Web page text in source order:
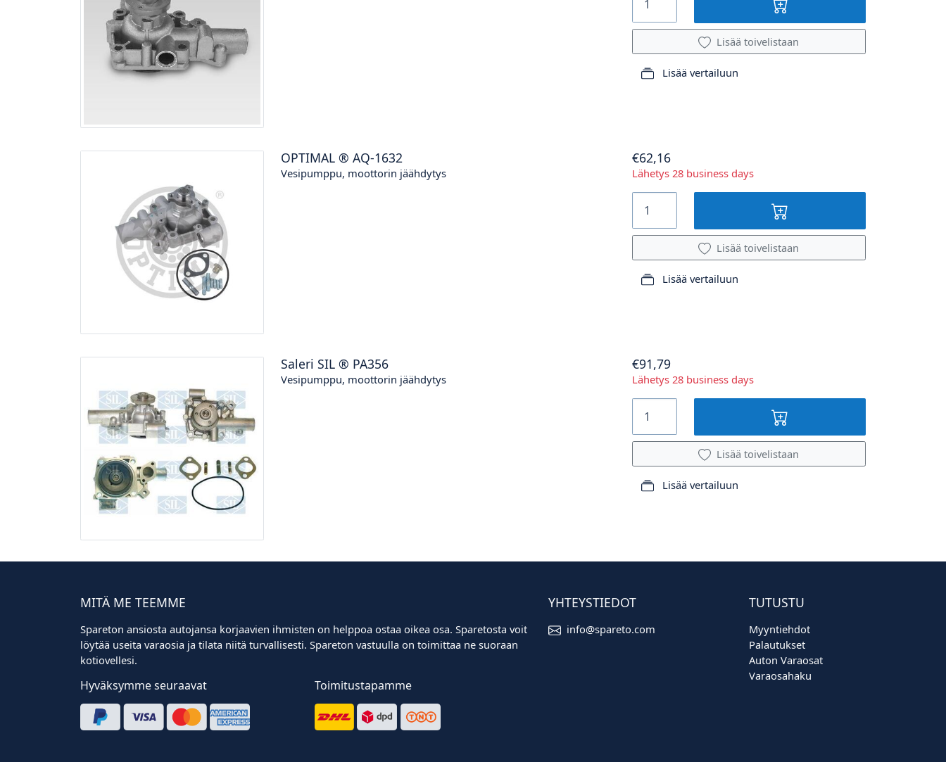
Lisää toivelistaan
Lisää vertailuun
OPTIMAL ® AQ-1632
Vesipumppu, moottorin jäähdytys
€62,16
Lähetys 28 business days
Lisää toivelistaan
Lisää vertailuun
Saleri SIL ® PA356
Vesipumppu, moottorin jäähdytys
€91,79
Lähetys 28 business days
Lisää toivelistaan
Lisää vertailuun
MITÄ ME TEEMME
Spareton ansiosta autojansa korjaavien ihmisten on helppoa ostaa oikea osa. Sparetosta voit
löytää useita varaosia ja tilata niitä turvallisesti. Spareton vastuulla on toimittaa ne suoraan
kotiovellesi.
Hyväksymme seuraavat Toimitustapamme
YHTEYSTIEDOT
info@spareto.com
TUTUSTU
Myyntiehdot
Palautukset
Auton Varaosat
Varaosahaku